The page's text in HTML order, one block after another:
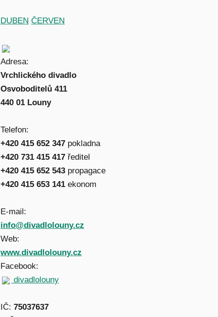
DUBEN ČERVEN
Adresa:
Vrchlického divadlo
Osvoboditelů 411
440 01 Louny
Telefon:
+420 415 652 347 pokladna
+420 731 415 417 ředitel
+420 415 652 543 propagace
+420 415 653 141 ekonom
E-mail:
info@divadlolouny.cz
Web:
www.divadlolouny.cz
Facebook:
divadlolouny
IČ: 75037637